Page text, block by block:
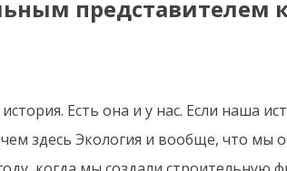
представителем
Есть она и у нас. Если наша
здесь Экология и вообще, что мы